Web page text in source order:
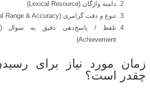
دامنه واژگان (Lexical Resource)
تنوع و دقت گرامری (Grammatical Range & Accuracy)
Achievement)
چقدر است؟